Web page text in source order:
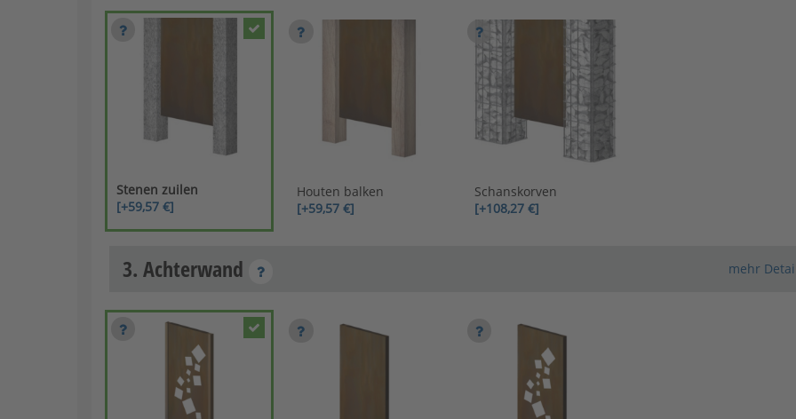
Stenen zuilen
[+59,57 €]
Houten balken
[+59,57 €]
Schanskorven
[+108,27 €]
3. Achterwand mehr